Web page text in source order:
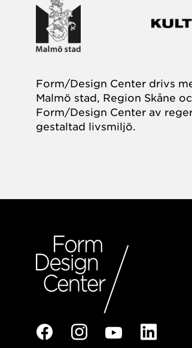
Form/Design Center drivs
Malmö stad, Region Skåne
Form/Design Center av
gestaltad livsmiljö.